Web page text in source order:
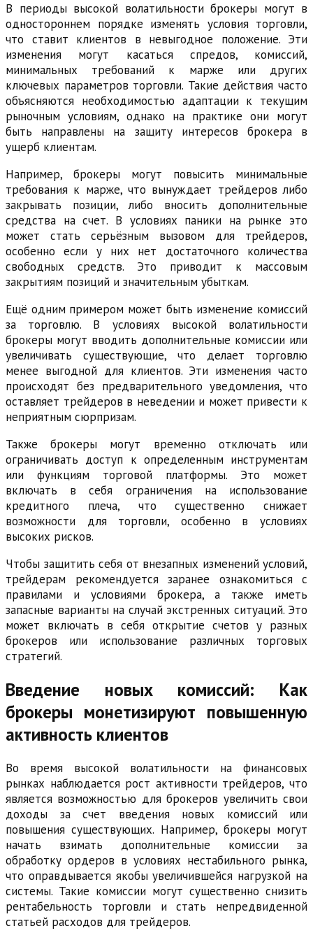
В периоды высокой волатильности брокеры могут в
одностороннем порядке изменять условия торговли,
что ставит клиентов в невыгодное положение. Эти
изменения могут касаться спредов, комиссий,
минимальных требований к марже или других
ключевых параметров торговли. Такие действия часто
объясняются необходимостью адаптации к текущим
рыночным условиям, однако на практике они могут
быть направлены на защиту интересов брокера в
ущерб клиентам.
Например, брокеры могут повысить минимальные
требования к марже, что вынуждает трейдеров либо
закрывать позиции, либо вносить дополнительные
средства на счет. В условиях паники на рынке это
может стать серьёзным вызовом для трейдеров,
особенно если у них нет достаточного количества
свободных средств. Это приводит к массовым
закрытиям позиций и значительным убыткам.
Ещё одним примером может быть изменение комиссий
за торговлю. В условиях высокой волатильности
брокеры могут вводить дополнительные комиссии или
увеличивать существующие, что делает торговлю
менее выгодной для клиентов. Эти изменения часто
происходят без предварительного уведомления, что
оставляет трейдеров в неведении и может привести к
неприятным сюрпризам.
Также брокеры могут временно отключать или
ограничивать доступ к определенным инструментам
или функциям торговой платформы. Это может
включать в себя ограничения на использование
кредитного плеча, что существенно снижает
возможности для торговли, особенно в условиях
высоких рисков.
Чтобы защитить себя от внезапных изменений условий,
трейдерам рекомендуется заранее ознакомиться с
правилами и условиями брокера, а также иметь
запасные варианты на случай экстренных ситуаций. Это
может включать в себя открытие счетов у разных
брокеров или использование различных торговых
стратегий.
Введение новых комиссий: Как
брокеры монетизируют повышенную
активность клиентов
Во время высокой волатильности на финансовых
рынках наблюдается рост активности трейдеров, что
является возможностью для брокеров увеличить свои
доходы за счет введения новых комиссий или
повышения существующих. Например, брокеры могут
начать взимать дополнительные комиссии за
обработку ордеров в условиях нестабильного рынка,
что оправдывается якобы увеличившейся нагрузкой на
системы. Такие комиссии могут существенно снизить
рентабельность торговли и стать непредвиденной
статьей расходов для трейдеров.